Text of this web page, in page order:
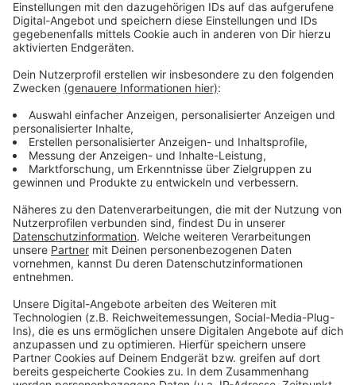
Anzeige
Februar.
Alle Nominierten stellen wir euch hier im Detail vor.
Anzeige
Wer waren die Sportler des Jahres 2024?
Anzeige
Die Vorjahressieger, die
waren Zweitligist Preußen Münster (Fußball),
Volleyballerin Elena Kömmling (USC Münster),
Leichtathlet Luka Herden (LG Brillux) sowie als
Juniorsportler Judoka Armin Pacariz (TV Wolbeck).
Den Rekord der meisten Titel bei der Sportlerwahl